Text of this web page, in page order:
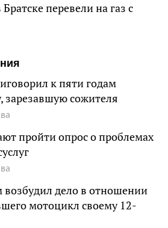
перевели на газ с
к пяти годам
сожителя
пройти опрос о проблемах
возбудил дело в отношении
мотоцикл своему 12-